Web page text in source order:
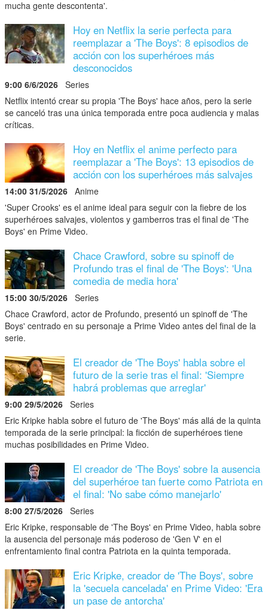
mucha gente descontenta'.
Hoy en Netflix la serie perfecta para
reemplazar a 'The Boys': 8 episodios de
acción con los superhéroes más
desconocidos
9:00 6/6/2026 Series
Netflix intentó crear su propia 'The Boys' hace años, pero la serie
se canceló tras una única temporada entre poca audiencia y malas
críticas.
Hoy en Netflix el anime perfecto para
reemplazar a 'The Boys': 13 episodios de
acción con los superhéroes más salvajes
14:00 31/5/2026 Anime
'Super Crooks' es el anime ideal para seguir con la fiebre de los
superhéroes salvajes, violentos y gamberros tras el final de 'The
Boys' en Prime Video.
Chace Crawford, sobre su spinoff de
Profundo tras el final de 'The Boys': 'Una
comedia de media hora'
15:00 30/5/2026 Series
Chace Crawford, actor de Profundo, presentó un spinoff de 'The
Boys' centrado en su personaje a Prime Video antes del final de la
serie.
El creador de 'The Boys' habla sobre el
futuro de la serie tras el final: 'Siempre
habrá problemas que arreglar'
9:00 29/5/2026 Series
Eric Kripke habla sobre el futuro de 'The Boys' más allá de la quinta
temporada de la serie principal: la ficción de superhéroes tiene
muchas posibilidades en Prime Video.
El creador de 'The Boys' sobre la ausencia
del superhéroe tan fuerte como Patriota en
el final: 'No sabe cómo manejarlo'
8:00 27/5/2026 Series
Eric Kripke, responsable de 'The Boys' en Prime Video, habla sobre
la ausencia del personaje más poderoso de 'Gen V' en el
enfrentamiento final contra Patriota en la quinta temporada.
Eric Kripke, creador de 'The Boys', sobre
la 'secuela cancelada' en Prime Video: 'Era
un pase de antorcha'